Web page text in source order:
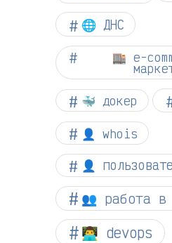
🌐 ДНС
🏬 e-
🐳 докер
👤 whois
👤
👥 работа в
👨‍💻 devops